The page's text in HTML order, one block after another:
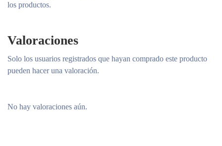
los productos.
Valoraciones
No hay valoraciones aún.
Solo los usuarios registrados que hayan comprado este producto
pueden hacer una valoración.